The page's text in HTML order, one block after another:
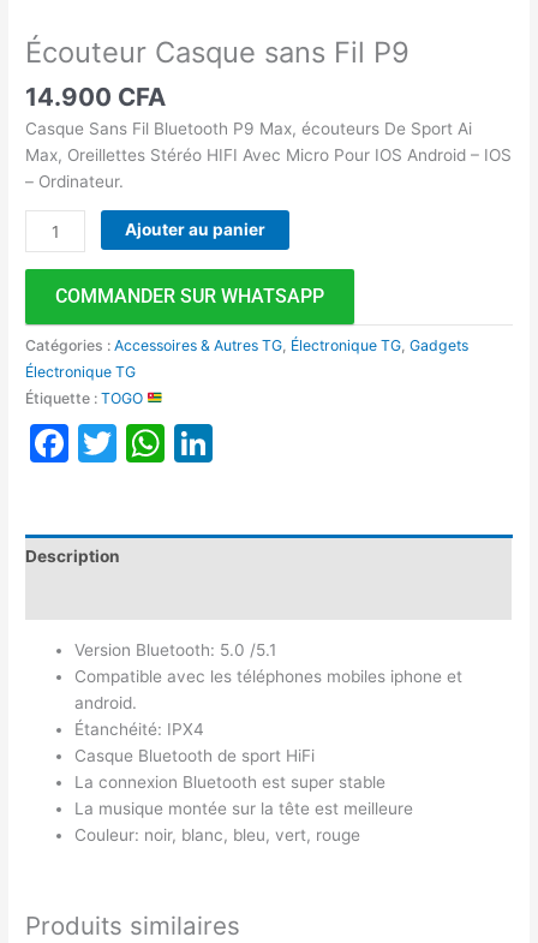
Écouteur Casque sans Fil P9
14.900 CFA
Casque Sans Fil Bluetooth P9 Max, écouteurs De Sport Ai
Max, Oreillettes Stéréo HIFI Avec Micro Pour IOS Android – IOS
– Ordinateur.
Ajouter au panier
COMMANDER SUR WHATSAPP
Catégories :Accessoires & Autres TG, Électronique TG,Gadgets
Électronique TG
Étiquette :TOGO
Facebook
TwitterWhatsApp
Description
Version Bluetooth: 5.0 /5.1
Compatible avec les téléphones mobiles iphone et
android.
Étanchéité: IPX4
Casque Bluetooth de sport HiFi
La connexion Bluetooth est super stable
La musique montée sur la tête est meilleure
Couleur: noir, blanc, bleu, vert, rouge
Produits similaires